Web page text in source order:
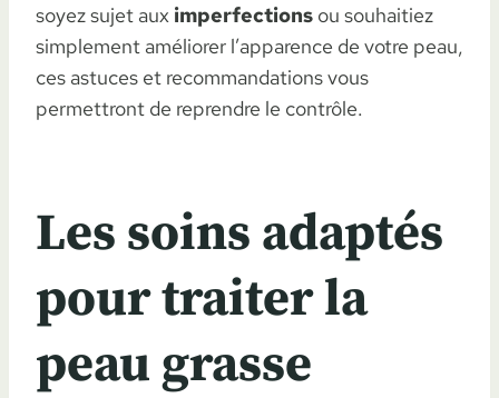
soyez sujet aux imperfections ou souhaitiez
simplement améliorer l’apparence de votre peau,
ces astuces et recommandations vous
permettront de reprendre le contrôle.
Les soins adaptés
pour traiter la
peau grasse